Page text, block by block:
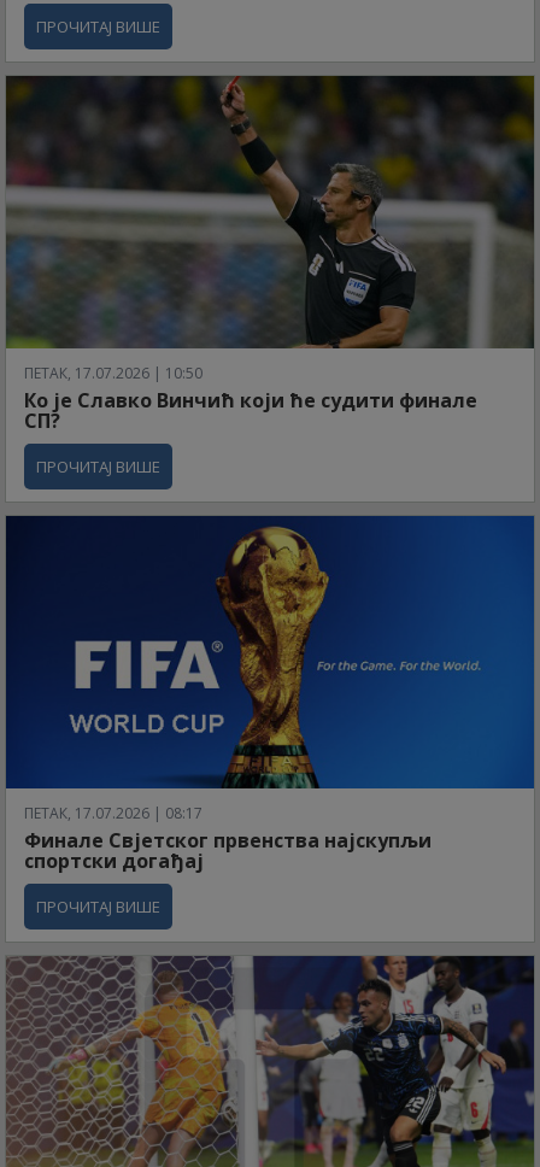
ПРОЧИТАЈ ВИШЕ
ПЕТАК, 17.07.2026 | 10:50
Ко је Славко Винчић који ће судити финале
СП?
ПРОЧИТАЈ ВИШЕ
ПЕТАК, 17.07.2026 | 08:17
Финале Свјетског првенства најскупљи
спортски догађај
ПРОЧИТАЈ ВИШЕ